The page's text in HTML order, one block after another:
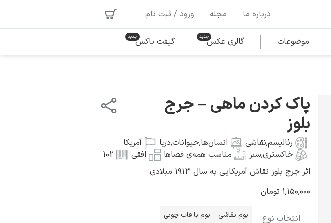
درباره ما مجله ورود / ثبت نام
موضوعات گالری عکس گیفت باکس
پاک کردن ماهی – جرج
بلوز
رئالیسم,نقاشی انسان‌ها,حیوانات,دریا
آمریکا
خاکستری,سبز مناسب همه‌ی فضاها افقی
102
اثر جرج بلوز نقاش آمریکایی به سال ۱۹۱۳ میلادی
۱,۱۵۰,۰۰۰ تومان
انتخاب نوع بوم نقاشی بوم با قاب چوبی